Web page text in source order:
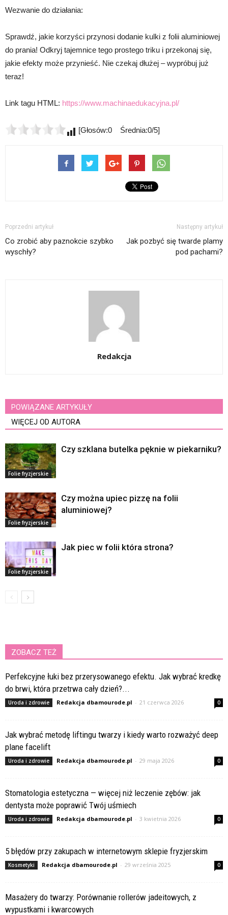
Wezwanie do działania:
Sprawdź, jakie korzyści przynosi dodanie kulki z folii aluminiowej
do prania! Odkryj tajemnice tego prostego triku i przekonaj się,
jakie efekty może przynieść. Nie czekaj dłużej – wypróbuj już
teraz!
Link tagu HTML: https://www.machinaedukacyjna.pl/
[Głosów:0 Średnia:0/5]
Poprzedni artykuł
Co zrobić aby paznokcie szybko
wyschły?
Następny artykuł
Jak pozbyć się twarde plamy
pod pachami?
Redakcja
POWIĄZANE ARTYKUŁY
WIĘCEJ OD AUTORA
Folie fryzjerskie
Czy szklana butelka pęknie w piekarniku?
Folie fryzjerskie
Czy można upiec pizzę na folii
aluminiowej?
Folie fryzjerskie
Jak piec w folii która strona?
ZOBACZ TEŻ
Perfekcyjne łuki bez przerysowanego efektu. Jak wybrać kredkę
do brwi, która przetrwa cały dzień?...
Uroda i zdrowie Redakcja dbamourode.pl - 21 czerwca 2026 0
Jak wybrać metodę liftingu twarzy i kiedy warto rozważyć deep
plane facelift
Uroda i zdrowie Redakcja dbamourode.pl - 29 maja 2026 0
Stomatologia estetyczna — więcej niż leczenie zębów: jak
dentysta może poprawić Twój uśmiech
Uroda i zdrowie Redakcja dbamourode.pl - 3 kwietnia 2026 0
5 błędów przy zakupach w internetowym sklepie fryzjerskim
Kosmetyki Redakcja dbamourode.pl - 29 września 2025 0
Masażery do twarzy: Porównanie rollerów jadeitowych, z
wypustkami i kwarcowych